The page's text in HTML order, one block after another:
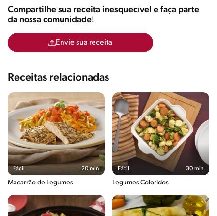
Compartilhe sua receita inesquecível e faça parte
da nossa comunidade!
Envie sua receita
Receitas relacionadas
Fácil 20 min
Macarrão de Legumes
Fácil 30 min
Legumes Coloridos